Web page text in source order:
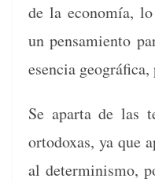
de la economía,
un pen­samien­to
esen­cia
Se aparta de las
orto­doxas, ya que
al deter­min­is­mo,